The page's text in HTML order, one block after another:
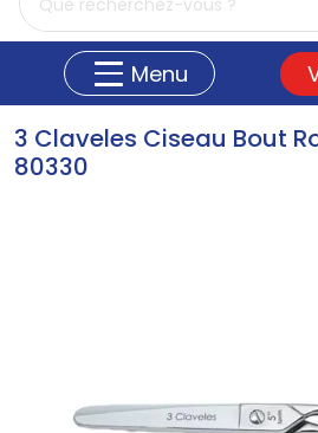
Menu
3 Claveles Ciseau Bout
80330